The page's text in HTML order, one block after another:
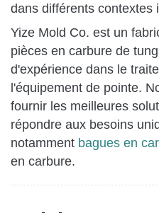
dans différents contextes
Yize Mold Co. est un
pièces en carbure de
d'expérience dans le
l'équipement de pointe.
fournir les meilleures
répondre aux besoins
notamment bagues en
en carbure.